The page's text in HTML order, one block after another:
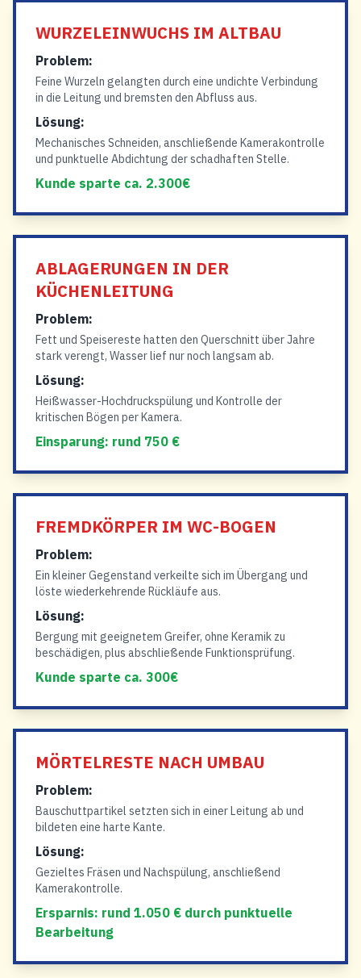
WURZELEINWUCHS IM ALTBAU
Problem:
Feine Wurzeln gelangten durch eine undichte Verbindung
in die Leitung und bremsten den Abfluss aus.
Lösung:
Mechanisches Schneiden, anschließende Kamerakontrolle
und punktuelle Abdichtung der schadhaften Stelle.
Kunde sparte ca. 2.300€
ABLAGERUNGEN IN DER
KÜCHENLEITUNG
Problem:
Fett und Speisereste hatten den Querschnitt über Jahre
stark verengt, Wasser lief nur noch langsam ab.
Lösung:
Heißwasser-Hochdruckspülung und Kontrolle der
kritischen Bögen per Kamera.
Einsparung: rund 750 €
FREMDKÖRPER IM WC-BOGEN
Problem:
Ein kleiner Gegenstand verkeilte sich im Übergang und
löste wiederkehrende Rückläufe aus.
Lösung:
Bergung mit geeignetem Greifer, ohne Keramik zu
beschädigen, plus abschließende Funktionsprüfung.
Kunde sparte ca. 300€
MÖRTELRESTE NACH UMBAU
Problem:
Bauschuttpartikel setzten sich in einer Leitung ab und
bildeten eine harte Kante.
Lösung:
Gezieltes Fräsen und Nachspülung, anschließend
Kamerakontrolle.
Ersparnis: rund 1.050 € durch punktuelle
Bearbeitung